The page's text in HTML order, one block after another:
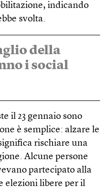
indicando
svolta.
della
i social
il 23 gennaio sono
è semplice: alzare le
rischiare una
Alcune persone
partecipato alla
elezioni libere per il